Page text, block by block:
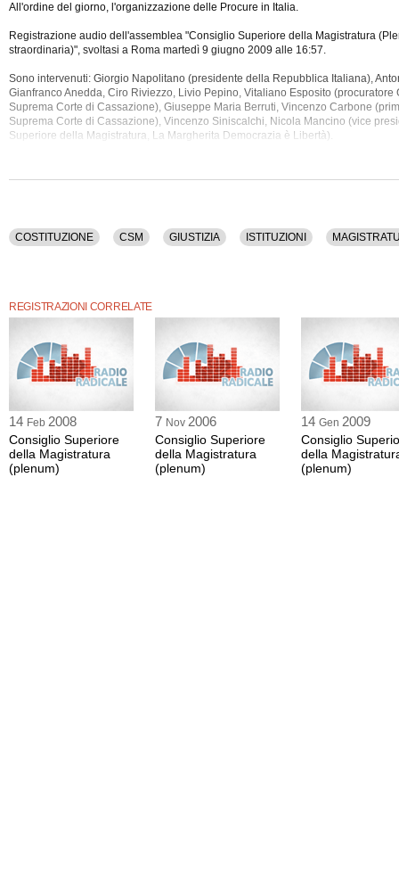
All'ordine del giorno, l'organizzazione delle Procure in Italia.
Registrazione audio dell'assemblea "Consiglio Superiore della Magistratura
straordinaria)", svoltasi a Roma martedì 9 giugno 2009 alle 16:57.
Sono intervenuti: Giorgio Napolitano (presidente della Repubblica Italiana),
Gianfranco Anedda, Ciro Riviezzo, Livio Pepino, Vitaliano Esposito (procuratore
Suprema Corte di Cassazione), Giuseppe Maria Berruti, Vincenzo Carbone
Suprema Corte di Cassazione), Vincenzo Siniscalchi, Nicola Mancino (vice
Superiore della Magistratura, La Margherita Democrazia è Libertà).
COSTITUZIONE CSM GIUSTIZIA ISTITUZIONI
REGISTRAZIONI CORRELATE
14 Feb 2008
Consiglio Superiore
della Magistratura
(plenum)
7 Nov 2006
Consiglio Superiore
della Magistratura
(plenum)
14 Gen 2009
Consiglio
della
(plenum)